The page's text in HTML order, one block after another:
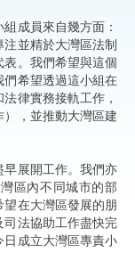
成員來自幾方面：
並精於大灣區法制
。我們希望與這個
希望透過這小組在
律實務接軌工作，
，並推動大灣區建
展開工作。我們亦
區內不同城市的部
在大灣區發展的朋
法協助工作盡快完
成立大灣區專責小